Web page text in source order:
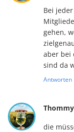
Bei
gehen,
aber bei
sind da
Antworten
die